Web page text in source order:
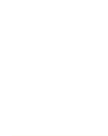
local é apoiador
casa que foi da